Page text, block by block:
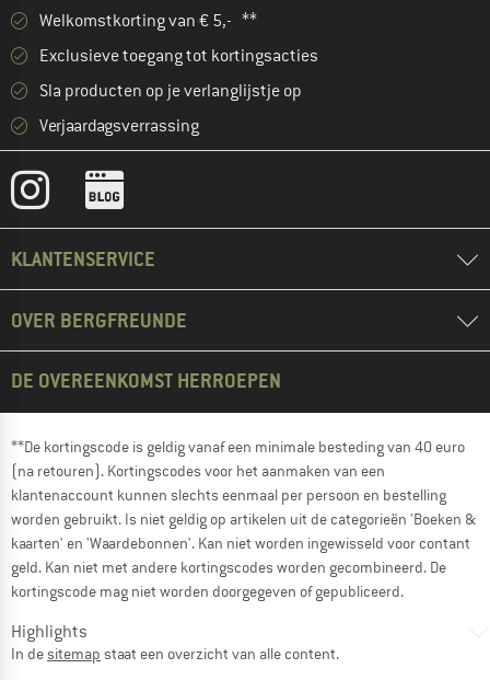
Welkomstkorting van € 5,- **
Exclusieve toegang tot kortingsacties
Sla producten op je verlanglijstje op
Verjaardagsverrassing
KLANTENSERVICE
OVER BERGFREUNDE
DE OVEREENKOMST HERROEPEN
**De kortingscode is geldig vanaf een minimale besteding van 40 euro
(na retouren). Kortingscodes voor het aanmaken van een
klantenaccount kunnen slechts eenmaal per persoon en bestelling
worden gebruikt. Is niet geldig op artikelen uit de categorieën 'Boeken &
kaarten' en 'Waardebonnen'. Kan niet worden ingewisseld voor contant
geld. Kan niet met andere kortingscodes worden gecombineerd. De
kortingscode mag niet worden doorgegeven of gepubliceerd.
Highlights
In desitemap staat een overzicht van alle content.